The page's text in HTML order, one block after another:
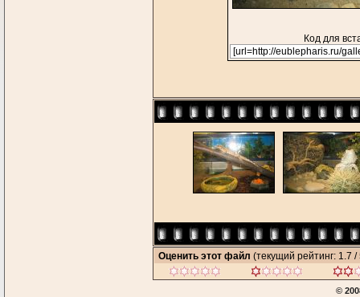
Код для
Оценить этот файл (текущий рейтинг: 1.7 /
©